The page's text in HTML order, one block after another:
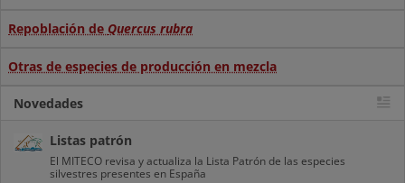
Repoblación de Quercus rubra
Otras de especies de producción en mezcla
Novedades
Listas patrón
El MITECO revisa y actualiza la Lista Patrón de las especies
silvestres presentes en España